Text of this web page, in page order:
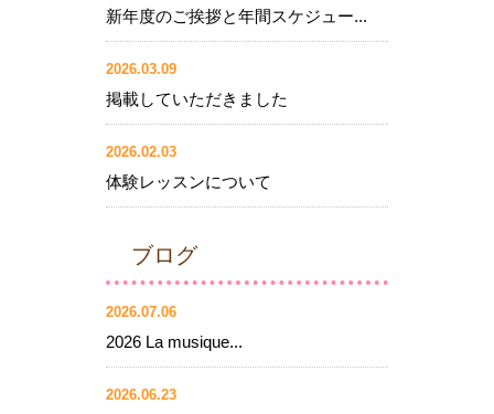
新年度のご挨拶と年間スケジュー...
2026.03.09
掲載していただきました
2026.02.03
体験レッスンについて
ブログ
2026.07.06
2026 La musique...
2026.06.23